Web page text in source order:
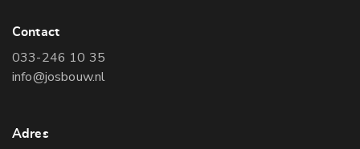
Contact
033-246 10 35
info@josbouw.nl
Adres